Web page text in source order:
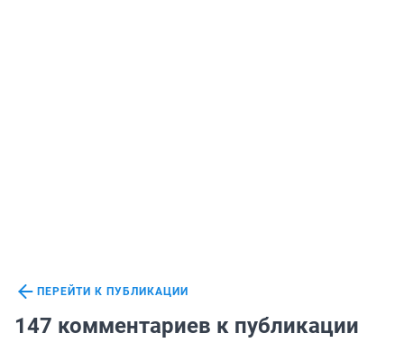
ПЕРЕЙТИ К ПУБЛИКАЦИИ
147 комментариев к публикации